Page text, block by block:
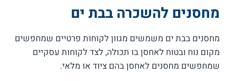
מחסנים להשכרה בבת ים
מחסנים בבת ים משמשים מגוון לקוחות פרטיים שמחפשים
מקום נוח ובטוח לאחסן בו תכולה, לצד לקוחות עסקיים
שמחפשים מחסנים לאחסן בהם ציוד או מלאי.